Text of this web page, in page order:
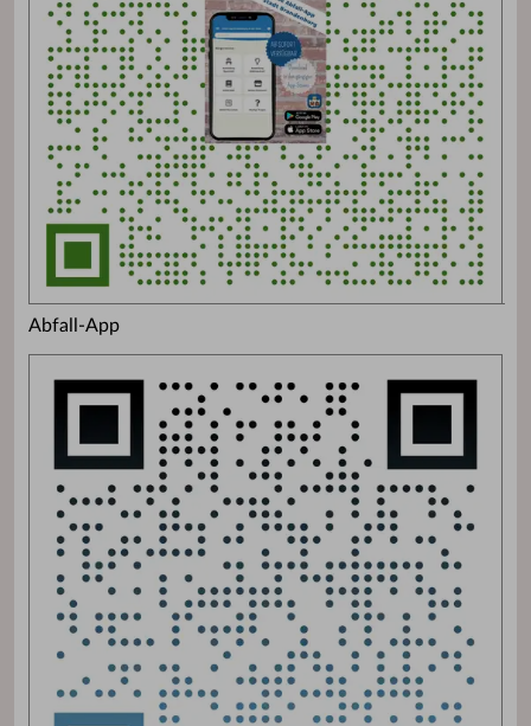
Abfall-App